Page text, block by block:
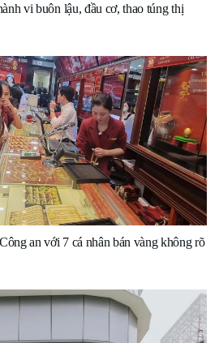
vi buôn lậu, đầu cơ, thao túng thị
an với 7 cá nhân bán vàng không rõ